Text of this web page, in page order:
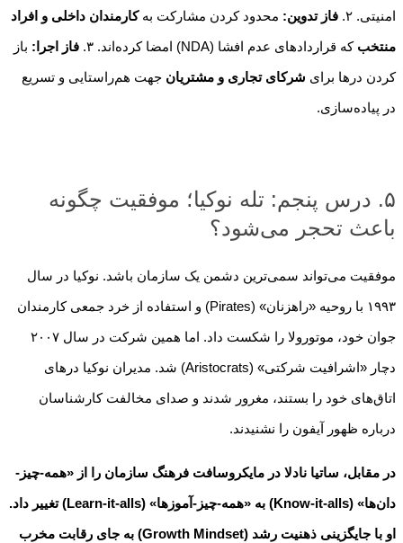
امنیتی. ۲. فاز تدوین: محدود کردن مشارکت بهکارمندان داخلی و افراد
منتخب که قراردادهای عدم افشا (NDA) امضا کرده‌اند. ۳. فاز اجرا: باز
کردن درها برای شرکای تجاری و مشتریان جهت هم‌راستایی و تسریع
در پیاده‌سازی.
۵. درس پنجم: تله نوکیا؛ موفقیت چگونه
باعث تحجر می‌شود؟
موفقیت می‌تواند سمی‌ترین دشمن یک سازمان باشد. نوکیا در سال
۱۹۹۳ با روحیه «راهزنان» (Pirates) و استفاده از خرد جمعی کارمندان
جوان خود، موتورولا را شکست داد. اما همین شرکت در سال ۲۰۰۷
دچار «اشرافیت شرکتی» (Aristocrats) شد. مدیران نوکیا درهای
اتاق‌های خود را بستند، مغرور شدند و صدای مخالفت کارشناسان
درباره ظهور آیفون را نشنیدند.
در مقابل، ساتیا نادلا در مایکروسافت فرهنگ سازمان را از «همه-چیز-
دان‌ها» (Know-it-alls) به «همه-چیز-آموزها» (Learn-it-alls) تغییر داد.
او با جایگزینی ذهنیت رشد (Growth Mindset) به جای رقابت مخرب